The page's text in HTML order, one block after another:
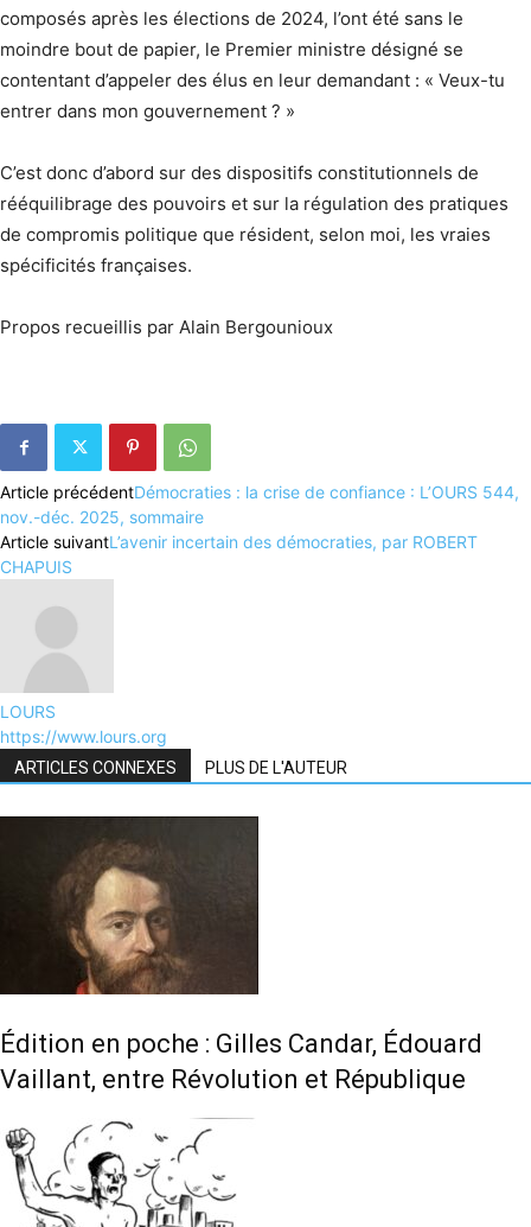
composés après les élections de 2024, l’ont été sans le
moindre bout de papier, le Premier ministre désigné se
contentant d’appeler des élus en leur demandant : « Veux-tu
entrer dans mon gouvernement ? »
C’est donc d’abord sur des dispositifs constitutionnels de
rééquilibrage des pouvoirs et sur la régulation des pratiques
de compromis politique que résident, selon moi, les vraies
spécificités françaises.
Propos recueillis par Alain Bergounioux
Article précédentDémocraties : la crise de confiance : L’OURS 544,
nov.-déc. 2025, sommaire
Article suivantL’avenir incertain des démocraties, par ROBERT
CHAPUIS
LOURS
https://www.lours.org
ARTICLES CONNEXES PLUS DE L'AUTEUR
Édition en poche : Gilles Candar, Édouard
Vaillant, entre Révolution et République